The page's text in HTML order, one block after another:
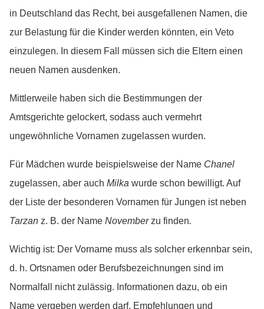
in Deutschland das Recht, bei ausgefallenen Namen, die
zur Belastung für die Kinder werden könnten, ein Veto
einzulegen. In diesem Fall müssen sich die Eltern einen
neuen Namen ausdenken.
Mittlerweile haben sich die Bestimmungen der
Amtsgerichte gelockert, sodass auch vermehrt
ungewöhnliche Vornamen zugelassen wurden.
Für Mädchen wurde beispielsweise der Name Chanel
zugelassen, aber auch Milka wurde schon bewilligt. Auf
der Liste der besonderen Vornamen für Jungen ist neben
Tarzan z. B. der Name November zu finden.
Wichtig ist: Der Vorname muss als solcher erkennbar sein,
d. h. Ortsnamen oder Berufsbezeichnungen sind im
Normalfall nicht zulässig. Informationen dazu, ob ein
Name vergeben werden darf, Empfehlungen und